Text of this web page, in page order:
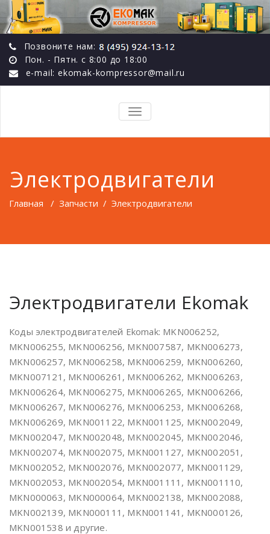
Позвоните нам:
Пон. - Пятн. с 8:00 до 18:00
e-mail: ekomak-kompressor@mail.ru
TOGGLE
Электродвигатели
Главная / Запчасти / Электродвигатели
Электродвигатели Ekomak
Коды электродвигателей Ekomak: MKN006252,
MKN006255, MKN006256, MKN007587, MKN006273,
MKN006257, MKN006258, MKN006259, MKN006260,
MKN007121, MKN006261, MKN006262, MKN006263,
MKN006264, MKN006275, MKN006265, MKN006266,
MKN006267, MKN006276, MKN006253, MKN006268,
MKN006269, MKN001122, MKN001125, MKN002049,
MKN002047, MKN002048, MKN002045, MKN002046,
MKN002074, MKN002075, MKN001127, MKN002051,
MKN002052, MKN002076, MKN002077, MKN001129,
MKN002053, MKN002054, MKN001111, MKN001110,
MKN000063, MKN000064, MKN002138, MKN002088,
MKN002139, MKN000111, MKN001141, MKN000126,
MKN001538 и другие.